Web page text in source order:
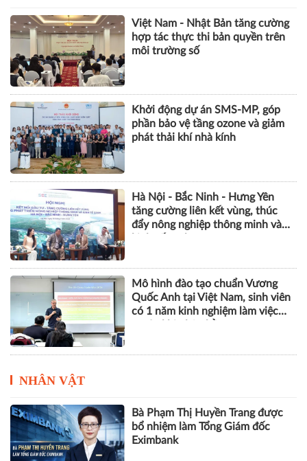
THỰC TIỄN QUẢN LÝ
Việt Nam - Nhật Bản tăng cường
hợp tác thực thi bản quyền trên
môi trường số
Khởi động dự án SMS-MP, góp
phần bảo vệ tầng ozone và giảm
phát thải khí nhà kính
Hà Nội - Bắc Ninh - Hưng Yên
tăng cường liên kết vùng, thúc
đẩy nông nghiệp thông minh và
có 1 năm kinh nghiệm làm việc
trước khi nhận bằng